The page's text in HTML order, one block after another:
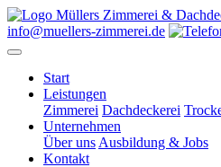
info@muellers-zimmerei.de
Start
Leistungen
Zimmerei Dachdeckerei
Unternehmen
Über uns Ausbildung & Jobs
Kontakt